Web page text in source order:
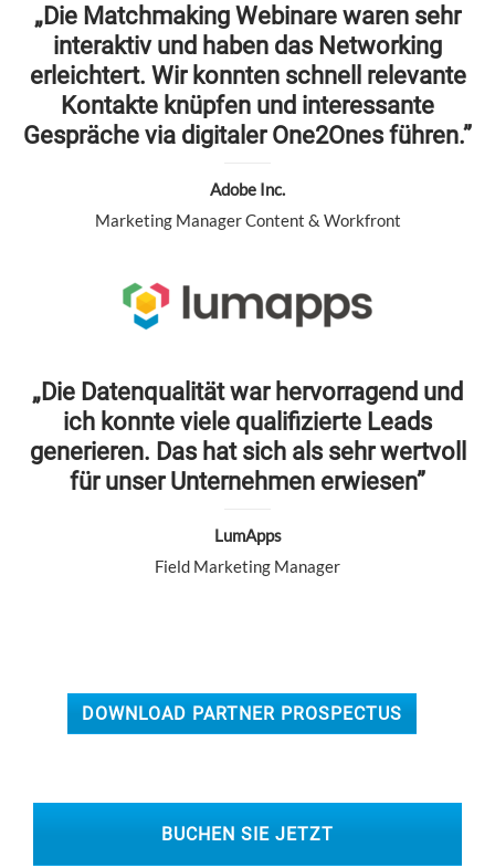
„Die Matchmaking Webinare waren sehr
interaktiv und haben das Networking
erleichtert. Wir konnten schnell relevante
Kontakte knüpfen und interessante
Gespräche via digitaler One2Ones führen.”
Adobe Inc.
Marketing Manager Content & Workfront
„Die Datenqualität war hervorragend und
ich konnte viele qualifizierte Leads
generieren. Das hat sich als sehr wertvoll
für unser Unternehmen erwiesen”
LumApps
Field Marketing Manager
DOWNLOAD PARTNER PROSPECTUS
BUCHEN SIE JETZT